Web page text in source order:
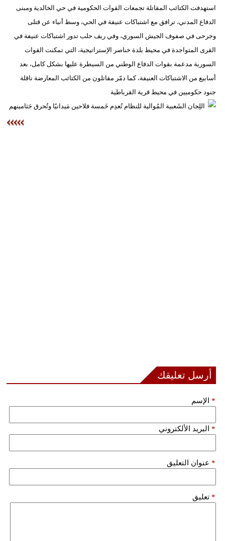
استهدفت الكتائب المقاتلة تجمعات القوات الحكومية في حي الخالدية ومبنى
الدفاع المدني، ترافق مع اشتباكات عنيفة في الحي، وسط أنباء عن قتلى
وجرحى في صفوف الجيش السوري، وفي ريف حلب تدور اشتباكات عنيفة في
القرى المتواجدة في محيط بلدة خناصر الإستراتيجية، التي تمكنت القوات
السورية مدعمة بقوات الدفاع الوطني من السيطرة عليها بشكل كامل، بعد
أسابيع من الاشتباكات العنيفة، كما دمّر مقاتلون من الكتائب المعارضة ناقلة
جنود حكوميين في محيط قرية القرباطية
أرسل تعليقك
الإسم *
البريد الألكتروني *
عنوان التعليق *
تعليق *